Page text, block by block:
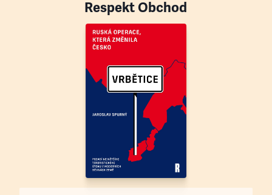
Respekt Obchod